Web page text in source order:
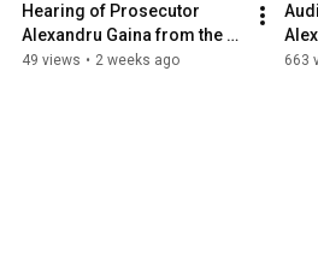
Hearing of Prosecutor
Alexandru Gaina from the
Anti-Corruption
49 views • 2 weeks ago 663